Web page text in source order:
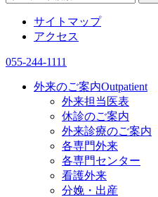
サイトマップ
アクセス
055-244-1111
外来のご案内Outpatient
外来担当医表
休診のご案内
外来診療のご案内
各専門外来
各専門センター
看護外来
分娩・出産